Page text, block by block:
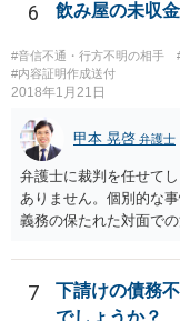
6 飲み屋の未収
#音信不通・行方不明の相手
#内容証明作成送付
2018年1月21日
甲本 晃啓 弁護士
弁護士に裁判を任せて
ありません。個別的な
義務の保たれた対面で
7
下請けの債務
でしょうか？